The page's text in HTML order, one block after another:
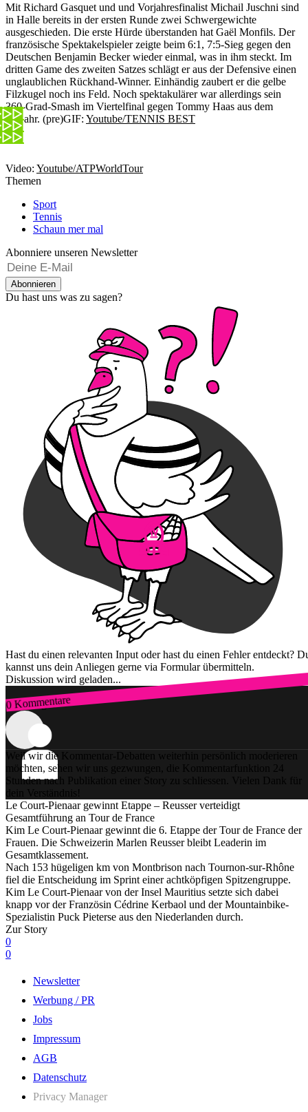
Mit Richard Gasquet und und Vorjahresfinalist Michail Juschni sind
in Halle bereits in der ersten Runde zwei Schwergewichte
ausgeschieden. Die erste Hürde überstanden hat Gaël Monfils. Der
französische Spektakelspieler zeigte beim 6:1, 7:5-Sieg gegen den
Deutschen Benjamin Becker wieder einmal, was in ihm steckt. Im
dritten Game des zweiten Satzes schlägt er aus der Defensive einen
unglaublichen Rückhand-Winner. Einhändig zaubert er die gelbe
Filzkugel noch ins Feld. Noch spektakulärer war allerdings sein
360-Grad-Smash im Viertelfinal gegen Tommy Haas aus dem
Vorjahr. (pre)GIF: Youtube/TENNIS BEST
Video: Youtube/ATPWorldTour
Themen
Sport
Tennis
Schaun mer mal
Abonniere unseren Newsletter
Abonnieren
Du hast uns was zu sagen?
Hast du einen relevanten Input oder hast du einen Fehler entdeckt?
kannst uns dein Anliegen gerne via Formular übermitteln.
Diskussion wird geladen...
0 Kommentare
Zum Login
Weil wir die Kommentar-Debatten weiterhin persönlich moderieren
möchten, sehen wir uns gezwungen, die Kommentarfunktion 24
Stunden nach Publikation einer Story zu schliessen. Vielen Dank für
dein Verständnis!
Le Court-Pienaar gewinnt Etappe – Reusser verteidigt
Gesamtführung an Tour de France
Kim Le Court-Pienaar gewinnt die 6. Etappe der Tour de France der
Frauen. Die Schweizerin Marlen Reusser bleibt Leaderin im
Gesamtklassement.
Nach 153 hügeligen km von Montbrison nach Tournon-sur-Rhône
fiel die Entscheidung im Sprint einer achtköpfigen Spitzengruppe.
Kim Le Court-Pienaar von der Insel Mauritius setzte sich dabei
knapp vor der Französin Cédrine Kerbaol und der Mountainbike-
Spezialistin Puck Pieterse aus den Niederlanden durch.
Zur Story
0
0
Newsletter
Werbung / PR
Jobs
Impressum
AGB
Datenschutz
Privacy Manager